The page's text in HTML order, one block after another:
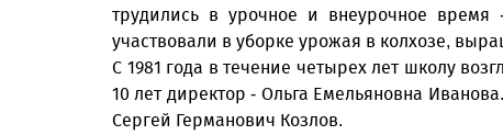
трудились в урочное и внеурочное
участвовали в уборке урожая в колхозе,
С 1981 года в течение четырех лет школу
10 лет директор - Ольга Емельяновна
Сергей Германович Козлов.